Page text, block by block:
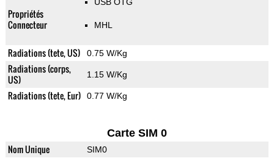
Propriétés
Connecteur
MHL
Radiations (tete, US) 0.75 W/Kg
Radiations (corps,
US)
1.15 W/Kg
Radiations (tete, Eur) 0.77 W/Kg
Carte SIM 0
Nom Unique SIM0